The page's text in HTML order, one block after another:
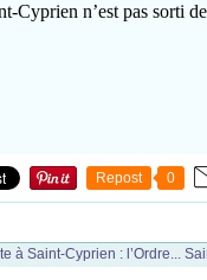
Cyprien n’est pas sorti
Repost 0
à Saint-Cyprien : l’Ordre...